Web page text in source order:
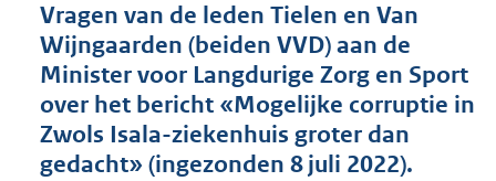
d
s
g
r
o
t
Vragen van de leden Tielen en Van
Wijngaarden (beiden VVD) aan de
Minister voor Langdurige Zorg en Sport
over het bericht «Mogelijke corruptie in
Zwols Isala-ziekenhuis groter dan
gedacht» (ingezonden 8 juli 2022).